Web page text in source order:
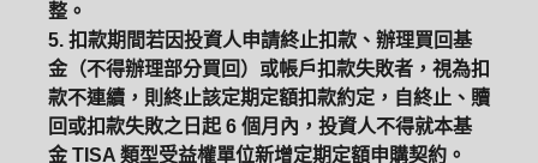
整。
5. 扣款期間若因投資人申請終止扣款、辦理買回基
金（不得辦理部分買回）或帳戶扣款失敗者，視為扣
款不連續，則終止該定期定額扣款約定，自終止、贖
回或扣款失敗之日起 6 個月內，投資人不得就本基
金 TISA 類型受益權單位新增定期定額申購契約。